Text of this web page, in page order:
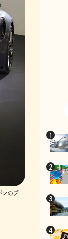
ンのブー